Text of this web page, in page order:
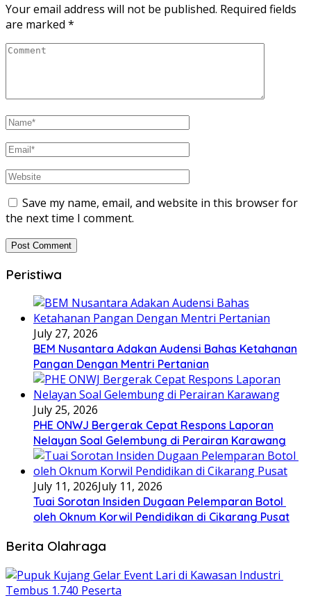
Your email address will not be published. Required fields
are marked *
Save my name, email, and website in this browser for
the next time I comment.
Peristiwa
July 27, 2026
BEM Nusantara Adakan Audensi Bahas Ketahanan
Pangan Dengan Mentri Pertanian
July 25, 2026
PHE ONWJ Bergerak Cepat Respons Laporan
Nelayan Soal Gelembung di Perairan Karawang
July 11, 2026July 11, 2026
Tuai Sorotan Insiden Dugaan Pelemparan Botol
oleh Oknum Korwil Pendidikan di Cikarang Pusat
Berita Olahraga